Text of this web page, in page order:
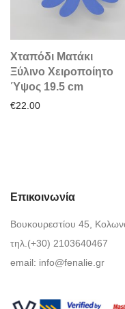
Χταπόδι Ματάκι
Ξύλινο Χειροποίητο
Ύψος 19.5 cm
€22.00
Επικοινωνία
Βουκουρεστίου 45,
τηλ.(+30) 2103640467
email: info@fenalie.gr